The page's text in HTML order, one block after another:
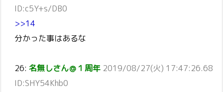
ID:c5Y+s/DB0
>>14
分かった事はあるな
26: 名無しさん＠１周年 2019/08/27(火) 17:47:26.68
ID:SHY54Khb0